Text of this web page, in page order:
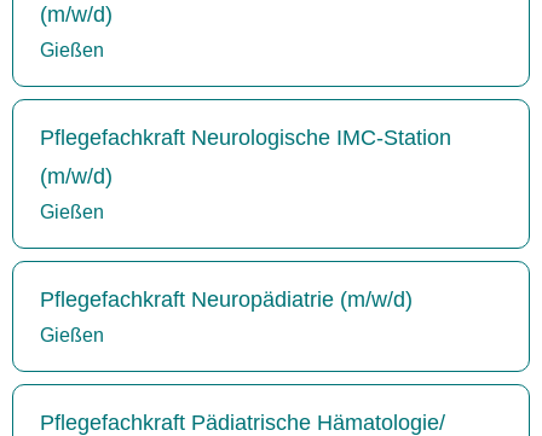
(m/w/d)
Gießen
Pflegefachkraft Neurologische IMC-Station
(m/w/d)
Gießen
Pflegefachkraft Neuropädiatrie (m/w/d)
Gießen
Pflegefachkraft Pädiatrische Hämatologie/